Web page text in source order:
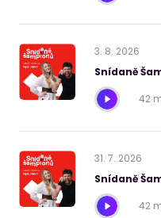
3. 8. 2026
Snídaně
42
31. 7. 2026
Snídaně
42